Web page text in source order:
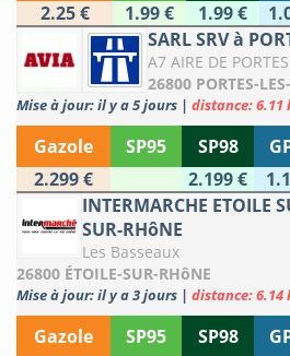
2.25 €
1.99 € 1.99 €
SARL SRV à
A7 AIRE DE
26800 PORTES-
Mise à jour: il y a 5 jours | distance: 6.11
Gazole SP95 SP98
2.299 €
2.199 €
INTERMARCHE ETOILE
SUR-RHôNE
Les Basseaux
26800 ÉTOILE-SUR-RHôNE
Mise à jour: il y a 3 jours | distance: 6.14
Gazole SP95 SP98